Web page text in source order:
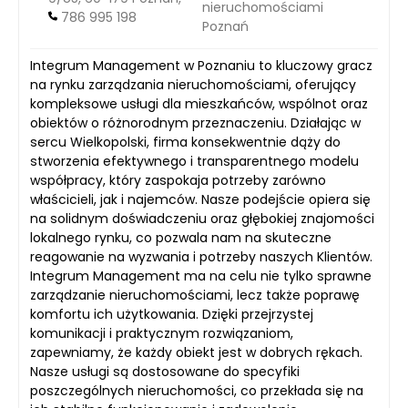
786 995 198
nieruchomościami
Poznań
Integrum Management w Poznaniu to kluczowy gracz
na rynku zarządzania nieruchomościami, oferujący
kompleksowe usługi dla mieszkańców, wspólnot oraz
obiektów o różnorodnym przeznaczeniu. Działając w
sercu Wielkopolski, firma konsekwentnie dąży do
stworzenia efektywnego i transparentnego modelu
współpracy, który zaspokaja potrzeby zarówno
właścicieli, jak i najemców. Nasze podejście opiera się
na solidnym doświadczeniu oraz głębokiej znajomości
lokalnego rynku, co pozwala nam na skuteczne
reagowanie na wyzwania i potrzeby naszych Klientów.
Integrum Management ma na celu nie tylko sprawne
zarządzanie nieruchomościami, lecz także poprawę
komfortu ich użytkowania. Dzięki przejrzystej
komunikacji i praktycznym rozwiązaniom,
zapewniamy, że każdy obiekt jest w dobrych rękach.
Nasze usługi są dostosowane do specyfiki
poszczególnych nieruchomości, co przekłada się na